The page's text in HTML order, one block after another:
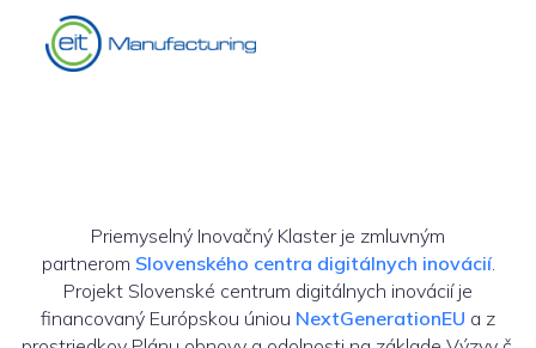
Priemyselný Inovačný Klaster je zmluvným
partnerom Slovenského centra digitálnych inovácií.
Projekt Slovenské centrum digitálnych inovácií je
financovaný Európskou úniou NextGenerationEU a z